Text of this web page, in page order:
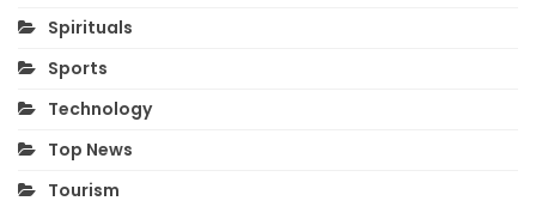
Spirituals
Sports
Technology
Top News
Tourism